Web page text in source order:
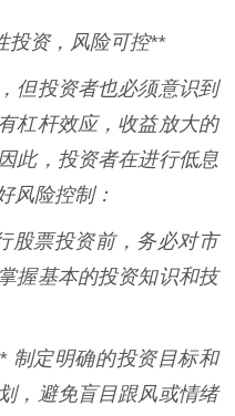
投资，风险可控**
但投资者也必须意识到
杠杆效应，收益放大的
此，投资者在进行低息
风险控制：
股票投资前，务必对市
握基本的投资知识和技
制定明确的投资目标和
，避免盲目跟风或情绪